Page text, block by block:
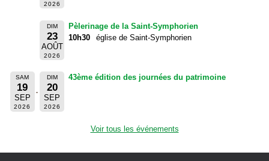
2026
DIM
23
AOÛT
2026
Pèlerinage de la Saint-Symphorien
10h30
église de Saint-Symphorien
SAM
19
SEP
2026
DIM
20
SEP
2026
43ème édition des journées du patrimoine
Voir tous les événements